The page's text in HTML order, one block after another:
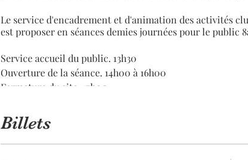
Le service d'encadrement et d'animation des activités
est proposer en séances demies journées pour le public
Service accueil du public. 13h30
Ouverture de la séance. 14h00 à 16h00
Fermeture du site. 17h00
Les Ateliers Savoir Rouler sur Piste Education à la
pratique sportive BMX, Ateliers mini sprints (vitesse),
Billets